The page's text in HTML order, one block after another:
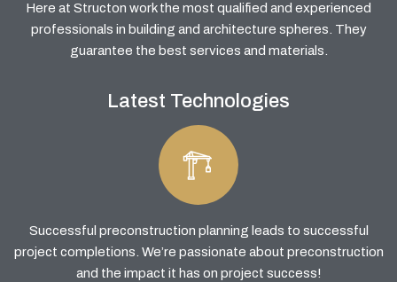
Here at Structon work the most qualified and experienced
professionals in building and architecture spheres. They
guarantee the best services and materials.
Latest Technologies
Successful preconstruction planning leads to successful
project completions. We’re passionate about preconstruction
and the impact it has on project success!